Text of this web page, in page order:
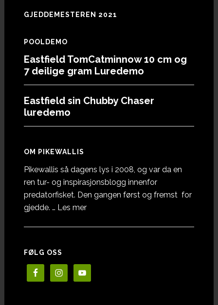
GJEDDEMESTEREN 2021
POOLDEMO
Eastfield TomCatminnow 10 cm og
7 deilige gram Luredemo
Eastfield sin Chubby Chaser
luredemo
OM PIKEWALLIS
Pikewallis så dagens lys i 2008, og var da en
ren tur- og inspirasjonsblogg innenfor
predatorfisket. Den gangen først og fremst for
gjedde. … Les meromOm
FØLG OSS